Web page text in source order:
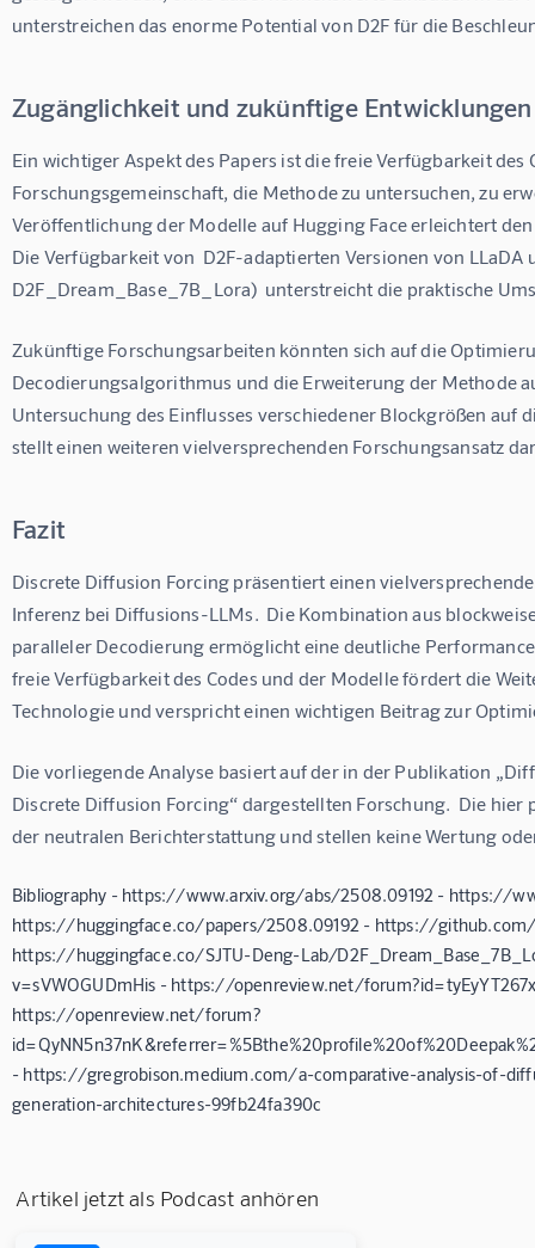
unterstreichen das enorme Potential von D2F für die
Zugänglichkeit und zukünftige Entwicklungen
Ein wichtiger Aspekt des Papers ist die freie Verfügbarkeit
Forschungsgemeinschaft, die Methode zu untersuchen, zu
Veröffentlichung der Modelle auf Hugging Face erleichtert
Die Verfügbarkeit von  D2F-adaptierten Versionen von
D2F_Dream_Base_7B_Lora)  unterstreicht die praktische
Zukünftige Forschungsarbeiten könnten sich auf die
Decodierungsalgorithmus und die Erweiterung der Methode
Untersuchung des Einflusses verschiedener Blockgrößen auf
stellt einen weiteren vielversprechenden Forschungsansatz
Fazit
Discrete Diffusion Forcing präsentiert einen
Inferenz bei Diffusions-LLMs.  Die Kombination aus
paralleler Decodierung ermöglicht eine deutliche
freie Verfügbarkeit des Codes und der Modelle fördert die
Technologie und verspricht einen wichtigen Beitrag zur
Die vorliegende Analyse basiert auf der in der Publikation
Discrete Diffusion Forcing“ dargestellten Forschung.  Die
der neutralen Berichterstattung und stellen keine Wertung
Bibliography - https://www.arxiv.org/abs/2508.09192 - https://
https://huggingface.co/papers/2508.09192 - https://
https://huggingface.co/SJTU-Deng-Lab/
v=sVWOGUDmHis - https://openreview.net/
https://openreview.net/forum?
- https://gregrobison.medium.com/a-comparative-analysis-of-
generation-architectures-99fb24fa390c
Artikel jetzt als Podcast anhören